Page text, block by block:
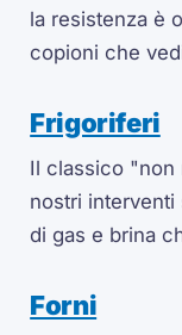
la resistenza è
copioni che
Frigoriferi
Il classico "non
nostri
di gas e brina
Forni